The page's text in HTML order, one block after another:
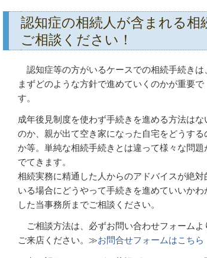
認知症の相続人が含まれる
ご相談ください！
認知症等の方がいるケースでの相続手続きは
まずどのような方針で進めていくのかが重要で
す。
成年後見制度を使わず手続きを進める方法はな
のか、親が出て空き家になった自宅をどうする
か等。単純な相続手続きとは違って様々な問題
でてきます。
相続実務に精通した人からのアドバイスが絶
いる場合にどうやって手続きを進めていいか
した当事務所までご相談ください。
ご相談方法は、必ずお問い合わせフォーム
ご来店ください。≫お問合せフォームはこちら